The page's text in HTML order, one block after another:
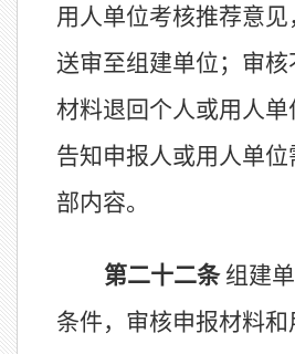
用人单位考核推荐意见
送审至组建单位；审核
材料退回个人或用人单
告知申报人或用人单位
部内容。
第二十二条 组建
条件， 审核申报材料